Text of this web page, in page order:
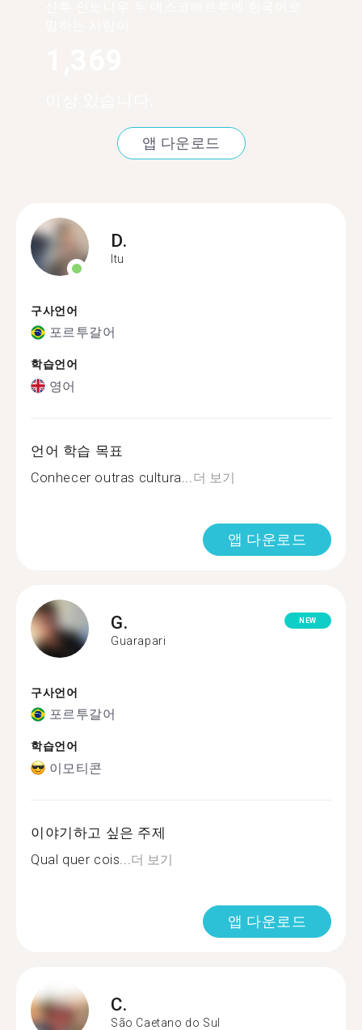
앱 다운로드
D.
Itu
구사언어
포르투갈어
학습언어
영어
언어 학습 목표
Conhecer outras cultura... 더 보기
앱 다운로드
G.
Guarapari
NEW
구사언어
포르투갈어
학습언어
이모티콘
이야기하고 싶은 주제
Qual quer cois... 더 보기
앱 다운로드
C.
São Caetano do Sul